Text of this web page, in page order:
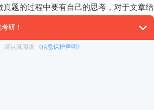
真题的过程中要有自己的思考，对于文章
之后，自己再多思考，多多研究总结。
法学习。